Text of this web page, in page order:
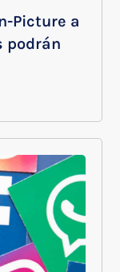
Picture a
podrán